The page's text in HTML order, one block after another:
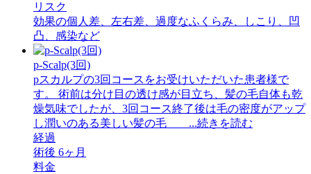
リスク
効果の個人差、左右差、過度なふくらみ、しこり、凹
凸、感染など
p-Scalp(3回)
pスカルプの3回コースをお受けいただいた患者様で
す。 術前は分け目の透け感が目立ち、髪の毛自体も乾
燥気味でしたが、3回コース終了後は毛の密度がアップ
し潤いのある美しい髪の毛 ...続きを読む
経過
術後 6ヶ月
料金